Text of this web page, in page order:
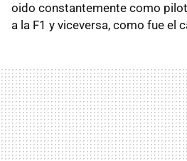
oido constantemente como
a la F1 y viceversa, como fue el